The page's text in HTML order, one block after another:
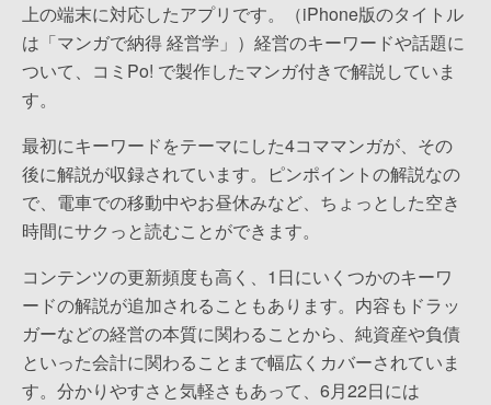
上の端末に対応したアプリです。（iPhone版のタイトル
は「マンガで納得 経営学」）経営のキーワードや話題に
ついて、コミPo! で製作したマンガ付きで解説していま
す。
最初にキーワードをテーマにした4コママンガが、その
後に解説が収録されています。ピンポイントの解説なの
で、電車での移動中やお昼休みなど、ちょっとした空き
時間にサクっと読むことができます。
コンテンツの更新頻度も高く、1日にいくつかのキーワ
ードの解説が追加されることもあります。内容もドラッ
ガーなどの経営の本質に関わることから、純資産や負債
といった会計に関わることまで幅広くカバーされていま
す。分かりやすさと気軽さもあって、6月22日には